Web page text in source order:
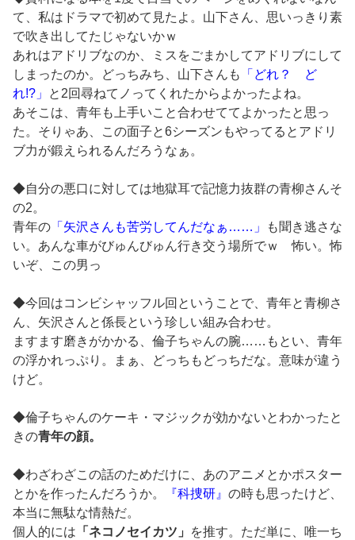
て、私はドラマで初めて見たよ。山下さん、思いっきり素
で吹き出してたじゃないかｗ
あれはアドリブなのか、ミスをごまかしてアドリブにして
しまったのか。どっちみち、山下さんも
「どれ？ ど
れ!?」
と2回尋ねてノってくれたからよかったよね。
あそこは、青年も上手いこと合わせててよかったと思っ
た。そりゃあ、この面子と6シーズンもやってるとアドリ
ブ力が鍛えられるんだろうなぁ。
◆自分の悪口に対しては地獄耳で記憶力抜群の青柳さんそ
の2。
青年の 「矢沢さんも苦労してんだなぁ……」
も聞き逃さな
い。あんな車がびゅんびゅん行き交う場所でｗ 怖い。怖
いぞ、この男っ
◆今回はコンビシャッフル回ということで、青年と青柳さ
ん、矢沢さんと係長という珍しい組み合わせ。
ますます磨きがかかる、倫子ちゃんの腕……もとい、青年
の浮かれっぷり。まぁ、どっちもどっちだな。意味が違う
けど。
◆倫子ちゃんのケーキ・マジックが効かないとわかったと
きの青年の顔。
◆わざわざこの話のためだけに、あのアニメとかポスター
とかを作ったんだろうか。
『科捜研』 の時も思ったけど、
本当に無駄な情熱だ。
個人的には 「ネコノセイカツ」
を推す。ただ単に、唯一ち